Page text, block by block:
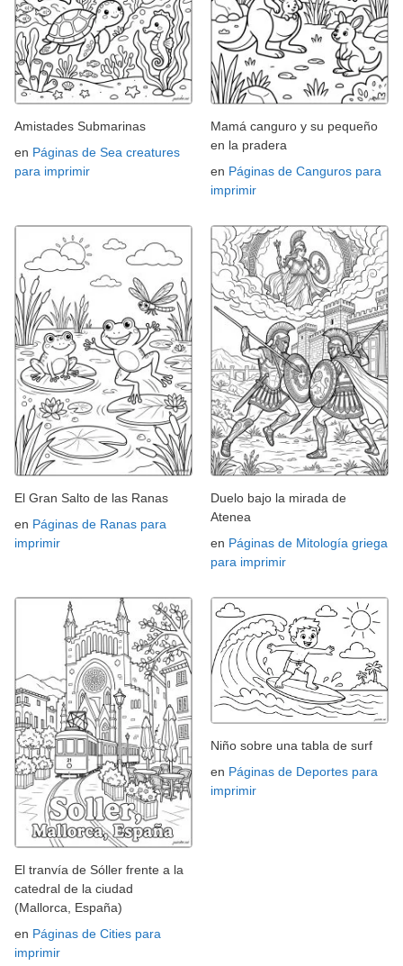
Amistades Submarinas
en Páginas de Sea creatures
para imprimir
Mamá canguro y su pequeño
en la pradera
en Páginas de Canguros para
imprimir
El Gran Salto de las Ranas
en Páginas de Ranas para
imprimir
Duelo bajo la mirada de
Atenea
en Páginas de Mitología griega
para imprimir
El tranvía de Sóller frente a la
catedral de la ciudad
(Mallorca, España)
en Páginas de Cities para
imprimir
Niño sobre una tabla de surf
en Páginas de Deportes para
imprimir